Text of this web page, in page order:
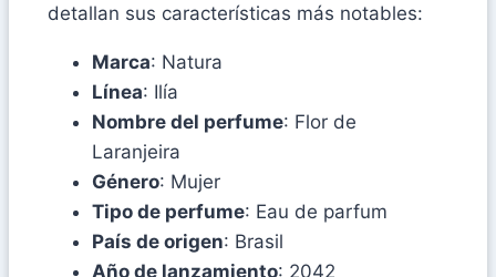
detallan sus características más notables:
Marca: Natura
Línea: Ilía
Nombre del perfume: Flor de
Laranjeira
Género: Mujer
Tipo de perfume: Eau de parfum
País de origen: Brasil
Año de lanzamiento: 2042